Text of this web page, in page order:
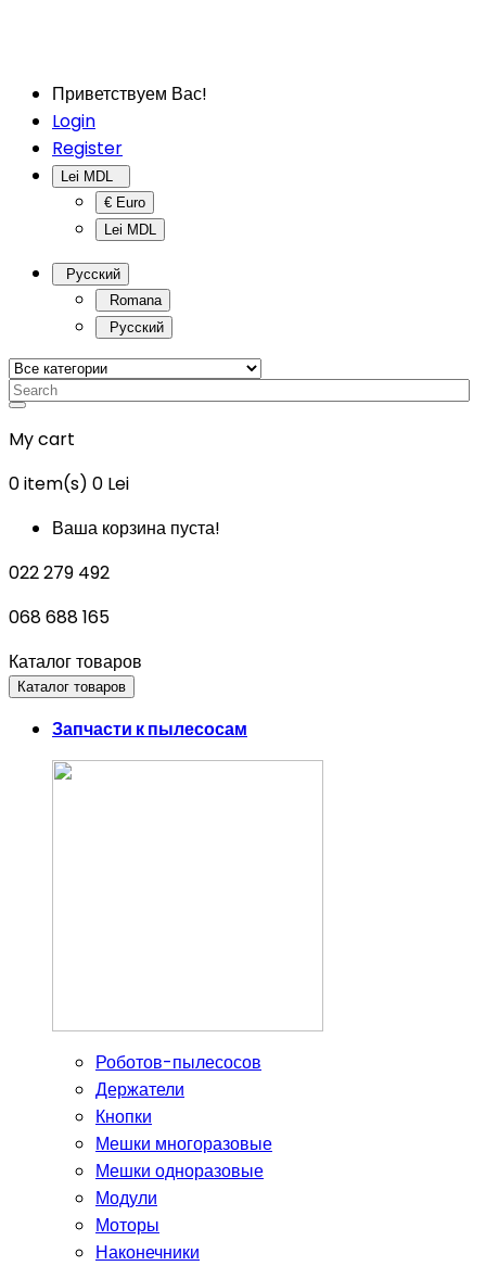
Приветствуем Вас!
Login
Register
€ Euro
Lei MDL
Русский
Romana
Русский
My cart
0item(s) 0 Lei
Ваша корзина пуста!
022 279 492
068 688 165
Каталог товаров
Каталог товаров
Запчасти к пылесосам
Роботов-пылесосов
Держатели
Кнопки
Мешки многоразовые
Мешки одноразовые
Модули
Моторы
Наконечники